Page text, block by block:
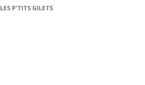
LES P'TITS GILETS